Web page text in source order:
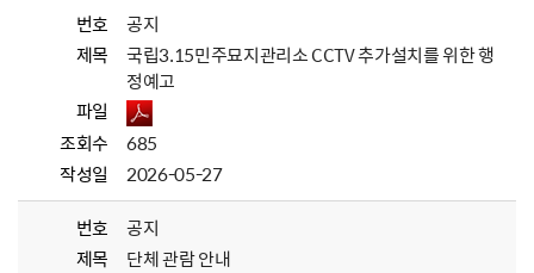
번호
공지
제목
국립3.15민주묘지관리소 CCTV 추가설치를 위한 행
정예고
파일
조회수
685
작성일
2026-05-27
번호
공지
제목
단체 관람 안내